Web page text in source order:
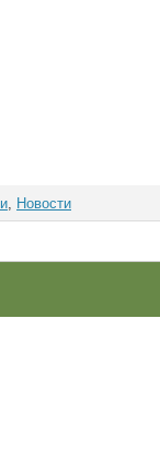
, Новости